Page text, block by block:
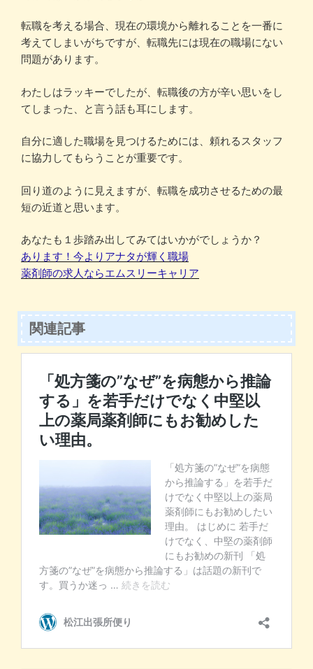
転職を考える場合、現在の環境から離れることを一番に
考えてしまいがちですが、転職先には現在の職場にない
問題があります。
わたしはラッキーでしたが、転職後の方が辛い思いをし
てしまった、と言う話も耳にします。
自分に適した職場を見つけるためには、頼れるスタッフ
に協力してもらうことが重要です。
回り道のように見えますが、転職を成功させるための最
短の近道と思います。
あなたも１歩踏み出してみてはいかがでしょうか？
あります！今よりアナタが輝く職場
薬剤師の求人ならエムスリーキャリア
関連記事